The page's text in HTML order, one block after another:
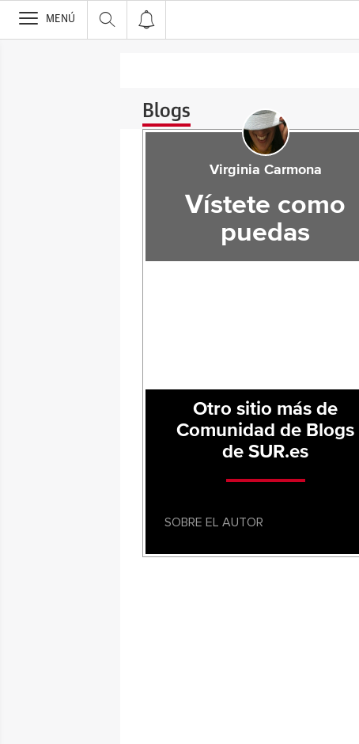
>
MENÚ
Blogs
Virginia Carmona
Vístete como
puedas
Otro sitio más de
Comunidad de Blogs
de SUR.es
SOBRE EL AUTOR